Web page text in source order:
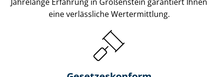
eine verlässliche Wertermittlung.